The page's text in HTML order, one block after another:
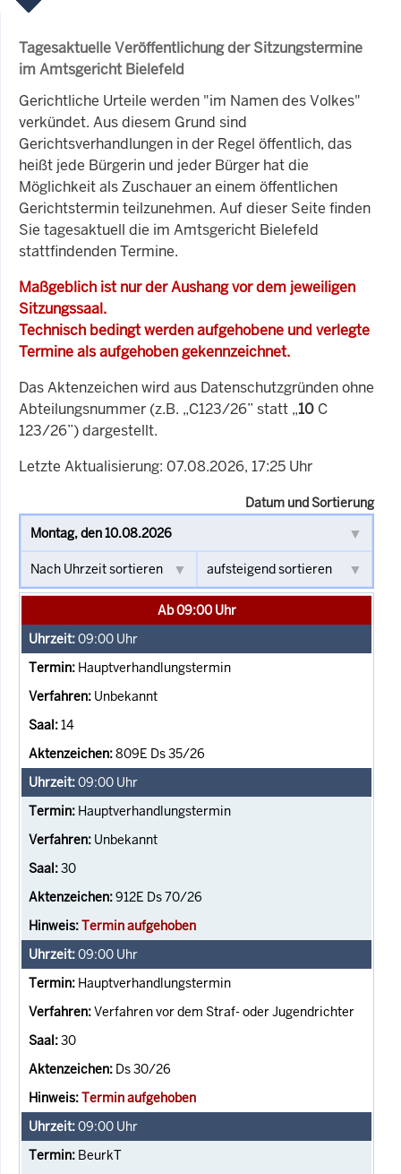
Tagesaktuelle Veröffentlichung der Sitzungstermine
im Amtsgericht Bielefeld
Gerichtliche Urteile werden "im Namen des Volkes"
verkündet. Aus diesem Grund sind
Gerichtsverhandlungen in der Regel öffentlich, das
heißt jede Bürgerin und jeder Bürger hat die
Möglichkeit als Zuschauer an einem öffentlichen
Gerichtstermin teilzunehmen. Auf dieser Seite finden
Sie tagesaktuell die im Amtsgericht Bielefeld
stattfindenden Termine.
Maßgeblich ist nur der Aushang vor dem jeweiligen
Sitzungssaal.
Technisch bedingt werden aufgehobene und verlegte
Termine als aufgehoben gekennzeichnet.
Das Aktenzeichen wird aus Datenschutzgründen ohne
Abteilungsnummer (z.B. „C123/26” statt „10 C
123/26”) dargestellt.
Letzte Aktualisierung: 07.08.2026, 17:25 Uhr
Datum und Sortierung
Ab 09:00 Uhr
09:00 Uhr
Hauptverhandlungstermin
Unbekannt
14
809E Ds 35/26
09:00 Uhr
Hauptverhandlungstermin
Unbekannt
30
912E Ds 70/26
Termin aufgehoben
09:00 Uhr
Hauptverhandlungstermin
Verfahren vor dem Straf- oder Jugendrichter
30
Ds 30/26
Termin aufgehoben
09:00 Uhr
BeurkT